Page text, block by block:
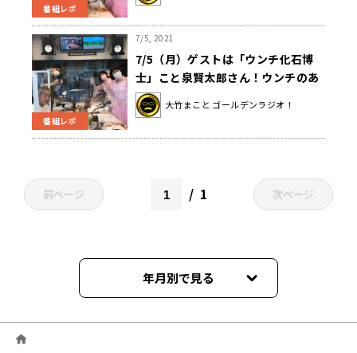
番組レポ
番組レポ
7/5, 2021
7/5（月）ゲストは「ウンチ化石博
士」こと泉賢太郎さん！ウンチのあ
れこれ！
大竹まこと ゴールデンラジオ！
前ページ 1 次ページ
年月別で見る
2026年06月